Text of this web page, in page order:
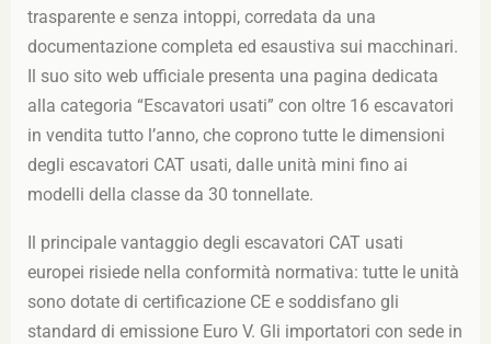
trasparente e senza intoppi, corredata da una
documentazione completa ed esaustiva sui macchinari.
Il suo sito web ufficiale presenta una pagina dedicata
alla categoria “Escavatori usati” con oltre 16 escavatori
in vendita tutto l’anno, che coprono tutte le dimensioni
degli escavatori CAT usati, dalle unità mini fino ai
modelli della classe da 30 tonnellate.
Il principale vantaggio degli escavatori CAT usati
europei risiede nella conformità normativa: tutte le unità
sono dotate di certificazione CE e soddisfano gli
standard di emissione Euro V. Gli importatori con sede in